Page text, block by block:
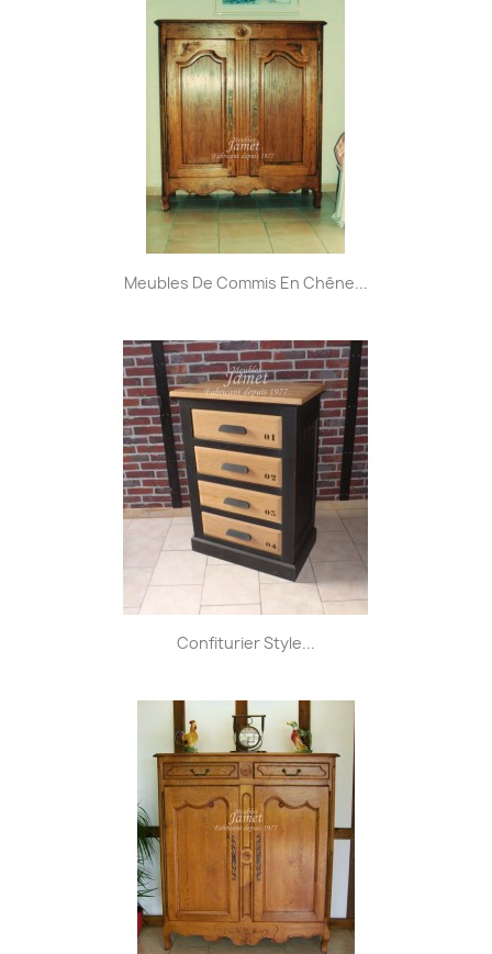
Meubles De Commis En Chêne...
Confiturier Style...